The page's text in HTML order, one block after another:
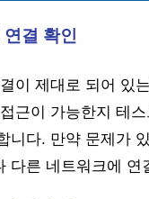
결 확인
이 제대로 되어 있
근이 가능한지 테
니다. 만약 문제가
다른 네트워크에 연